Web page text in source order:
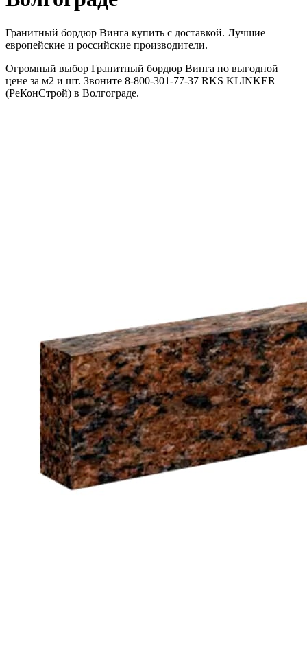
Гранитный бордюр Винга купить с доставкой. Лучшие
европейские и российские производители.
Огромный выбор Гранитный бордюр Винга по выгодной
цене за м2 и шт. Звоните 8-800-301-77-37 RKS KLINKER
(РеКонСтрой) в Волгограде.